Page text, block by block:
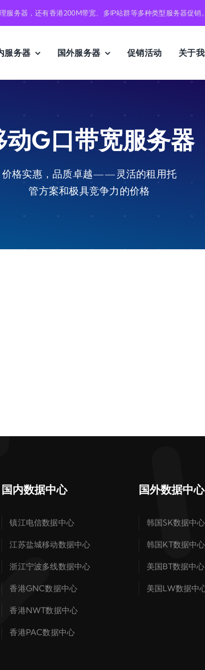
服务器，还有香港200M带宽、多IP站群等多种类型服务器促销。
服务器 国外服务器 促销活动 关于
动G口带宽服务器
价格实惠，品质卓越——灵活的租用托
管方案和极具竞争力的价格
国内数据中心
镇江电信数据中心
江苏盐城移动数据中心
浙江宁波多线数据中心
香港GNC数据中心
香港NWT数据中心
香港PAC数据中心
国外数据中心
韩国SK数据中心
韩国KT数据中心
美国BT数据中心
美国LW数据中